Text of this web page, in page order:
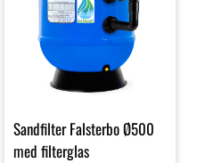
Sandfilter Falsterbo Ø500
med filterglas